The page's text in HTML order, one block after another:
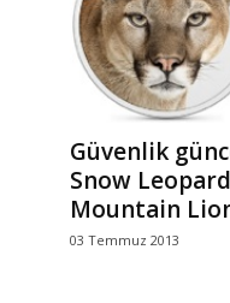
Güvenlik
Snow
Mountain
03 Temmuz 2013